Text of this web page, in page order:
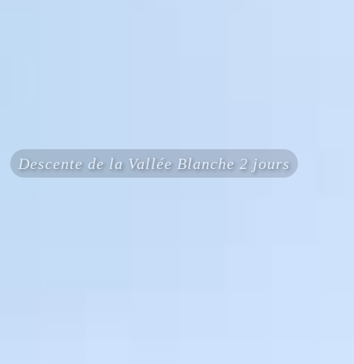
Descente de la Vallée Blanche 2 jours